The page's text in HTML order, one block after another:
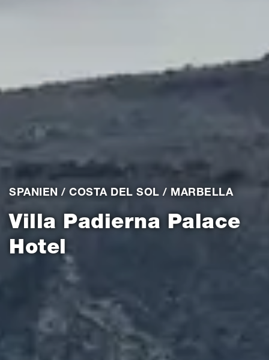
SPANIEN / COSTA DEL SOL / MARBELLA
Villa Padierna Palace
Hotel